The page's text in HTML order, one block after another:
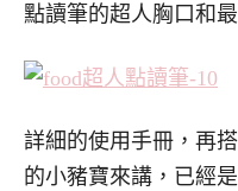
點讀筆的超人胸口和
詳細的使用手冊，再
的小豬寶來講，已經